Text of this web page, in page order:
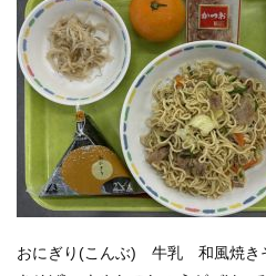
おにぎり(こんぶ) 牛乳 和風焼き